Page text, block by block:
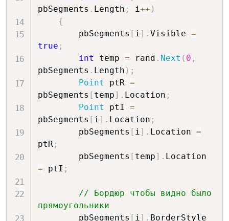
pbSegments . Length ; i++ )
{
        pbSegments
[ i] . Visible =
true ;
int temp = rand . Next ( 0 ,
pbSegments . Length ) ;
Point ptR =
pbSegments [ temp] . Location ;
Point ptI =
pbSegments [ i] . Location ;
        pbSegments
[ i] . Location =
ptR;
        pbSegments
[ temp] .
= ptI ;
// Бордюр чтобы видно было
прямоугольники
        pbSegments
[ i] .